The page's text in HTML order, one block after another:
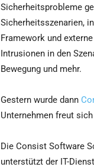
Sicherheitsprobleme
Sicherheitsszenarien,
Framework und
Intrusionen in den
Bewegung und mehr.
Gestern wurde dann
Unternehmen freut
Die Consist Software
unterstützt der IT-